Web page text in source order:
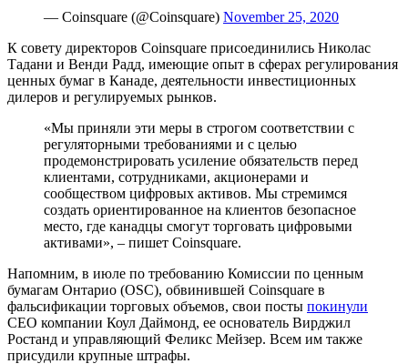
— Coinsquare (@Coinsquare) November 25, 2020
К совету директоров Coinsquare присоединились Николас
Тадани и Венди Радд, имеющие опыт в сферах регулирования
ценных бумаг в Канаде, деятельности инвестиционных
дилеров и регулируемых рынков.
«Мы приняли эти меры в строгом соответствии с
регуляторными требованиями и с целью
продемонстрировать усиление обязательств перед
клиентами, сотрудниками, акционерами и
сообществом цифровых активов. Мы стремимся
создать ориентированное на клиентов безопасное
место, где канадцы смогут торговать цифровыми
активами», – пишет Coinsquare.
Напомним, в июле по требованию Комиссии по ценным
бумагам Онтарио (OSC), обвинившей Coinsquare в
фальсификации торговых объемов, свои посты покинули
CEO компании Коул Даймонд, ее основатель Вирджил
Ростанд и управляющий Феликс Мейзер. Всем им также
присудили крупные штрафы.